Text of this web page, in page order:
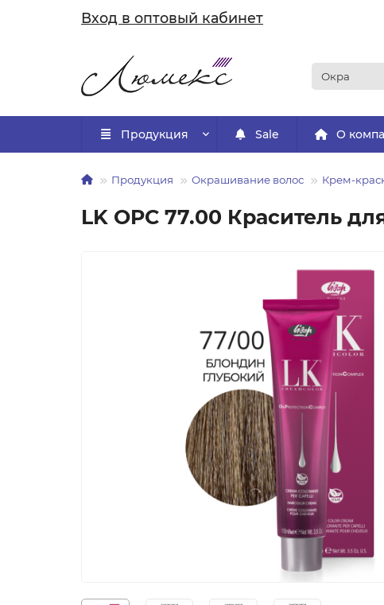
Вход в оптовый кабинет
Продукция Sale О
Продукция Окрашивание волос Крем-
LK OPC 77.00 Краситель